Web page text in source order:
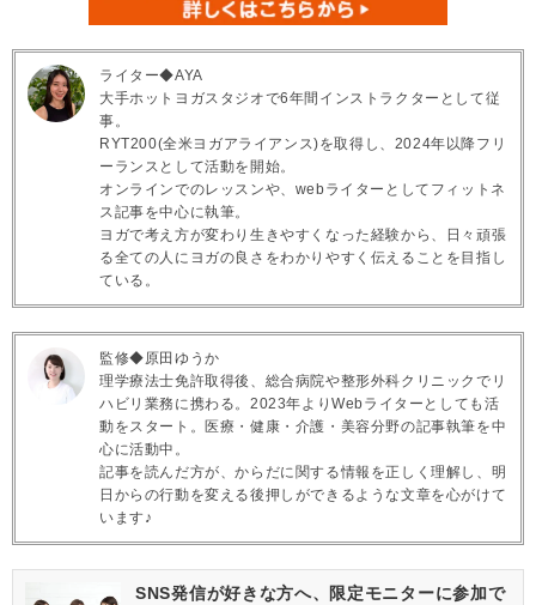
ライター◆AYA
大手ホットヨガスタジオで6年間インストラクターとして従
事。
RYT200(全米ヨガアライアンス)を取得し、2024年以降フリ
ーランスとして活動を開始。
オンラインでのレッスンや、webライターとしてフィットネ
ス記事を中心に執筆。
ヨガで考え方が変わり生きやすくなった経験から、日々頑張
る全ての人にヨガの良さをわかりやすく伝えることを目指し
ている。
監修◆原田ゆうか
理学療法士免許取得後、総合病院や整形外科クリニックでリ
ハビリ業務に携わる。2023年よりWebライターとしても活
動をスタート。医療・健康・介護・美容分野の記事執筆を中
心に活動中。
記事を読んだ方が、からだに関する情報を正しく理解し、明
日からの行動を変える後押しができるような文章を心がけて
います♪
SNS発信が好きな方へ、限定モニターに参加で